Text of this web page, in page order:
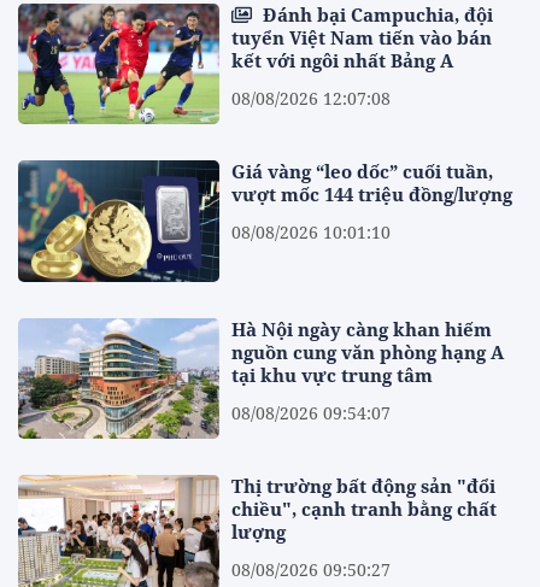
Đánh bại Campuchia, đội
tuyển Việt Nam tiến vào bán
kết với ngôi nhất Bảng A
08/08/2026 12:07:08
Giá vàng “leo dốc” cuối tuần,
vượt mốc 144 triệu đồng/lượng
08/08/2026 10:01:10
Hà Nội ngày càng khan hiếm
nguồn cung văn phòng hạng A
tại khu vực trung tâm
08/08/2026 09:54:07
Thị trường bất động sản "đổi
chiều", cạnh tranh bằng chất
lượng
08/08/2026 09:50:27